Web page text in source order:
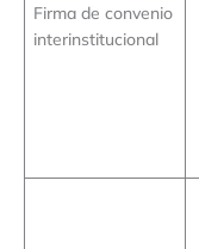
Firma de convenio
interinstitucional